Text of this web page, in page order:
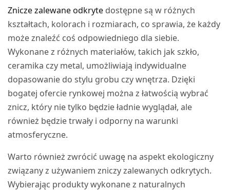
Znicze zalewane odkryte dostępne są w różnych
kształtach, kolorach i rozmiarach, co sprawia, że każdy
może znaleźć coś odpowiedniego dla siebie.
Wykonane z różnych materiałów, takich jak szkło,
ceramika czy metal, umożliwiają indywidualne
dopasowanie do stylu grobu czy wnętrza. Dzięki
bogatej ofercie rynkowej można z łatwością wybrać
znicz, który nie tylko będzie ładnie wyglądał, ale
również będzie trwały i odporny na warunki
atmosferyczne.
Warto również zwrócić uwagę na aspekt ekologiczny
związany z używaniem zniczy zalewanych odkrytych.
Wybierając produkty wykonane z naturalnych